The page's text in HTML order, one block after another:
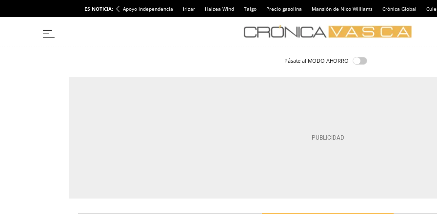
ES NOTICIA: Apoyo independencia Irizar Haizea Wind Talgo Precio gasolina Mansión de Nico Williams Crónica Global
Pásate al MODO AHORRO